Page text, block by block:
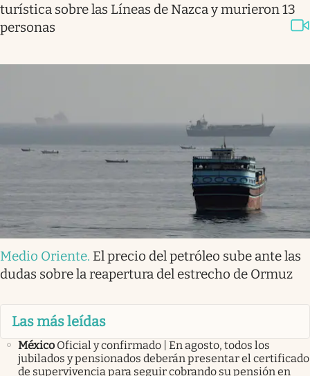
turística sobre las Líneas de Nazca y murieron 13
personas
Medio Oriente. El precio del petróleo sube ante las
dudas sobre la reapertura del estrecho de Ormuz
Las más leídas
México Oficial y confirmado | En agosto, todos los
jubilados y pensionados deberán presentar el certificado
de supervivencia para seguir cobrando su pensión en